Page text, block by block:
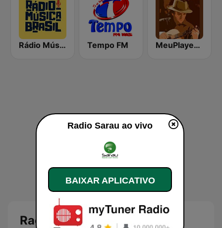
Rádio Música Brasil MPB Tempo FM MeuPlayer MPB
Radio Sarau
Radio Sarau ao vivo
BAIXAR APLICATIVO